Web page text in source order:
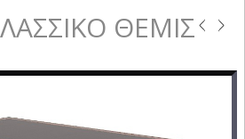
ΘΕΜΙΣ